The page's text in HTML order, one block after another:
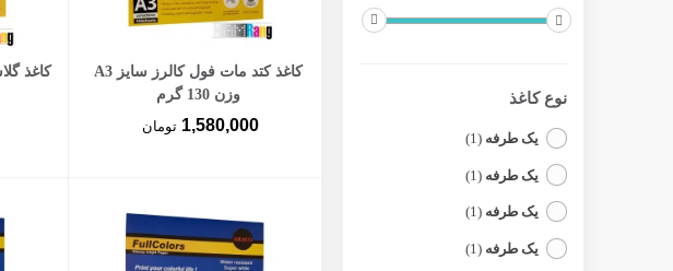
نوع کاغذ
یک طرفه(1)
یک طرفه(1)
یک طرفه(1)
یک طرفه(1)
افزودن به سبد خرید
کاغذ کتد مات فول کالرز سایز A3
وزن 130 گرم
1,580,000 تومان